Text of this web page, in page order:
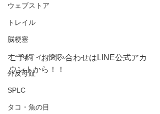
ウェブストア
トレイル
脳梗塞
オーソティックス
外反母趾
SPLC
タコ・魚の目
ご予約・お問い合わせはLINE公式アカ
ウントから！！